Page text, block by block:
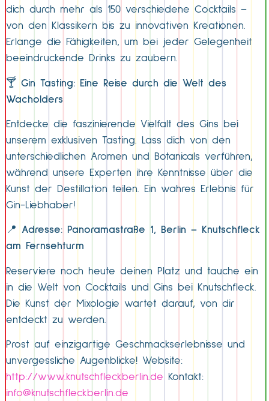
dich durch mehr als 150 verschiedene Cocktails –
von den Klassikern bis zu innovativen Kreationen.
Erlange die Fähigkeiten, um bei jeder Gelegenheit
beeindruckende Drinks zu zaubern.
🍸 Gin Tasting: Eine Reise durch die Welt des
Wacholders
Entdecke die faszinierende Vielfalt des Gins bei
unserem exklusiven Tasting. Lass dich von den
unterschiedlichen Aromen und Botanicals verführen,
während unsere Experten ihre Kenntnisse über die
Kunst der Destillation teilen. Ein wahres Erlebnis für
Gin-Liebhaber!
📍 Adresse: Panoramastraße 1, Berlin – Knutschfleck
am Fernsehturm
Reserviere noch heute deinen Platz und tauche ein
in die Welt von Cocktails und Gins bei Knutschfleck.
Die Kunst der Mixologie wartet darauf, von dir
entdeckt zu werden.
Prost auf einzigartige Geschmackserlebnisse und
unvergessliche Augenblicke! Website:
http://www.knutschfleckberlin.de Kontakt:
info@knutschfleckberlin.de